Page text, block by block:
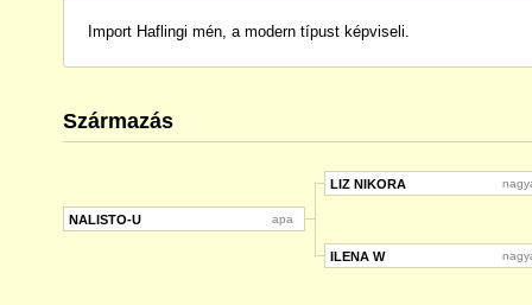
Import Haflingi mén, a modern típust képviseli.
Származás
NALISTO-U apa
LIZ NIKORA
ILENA W